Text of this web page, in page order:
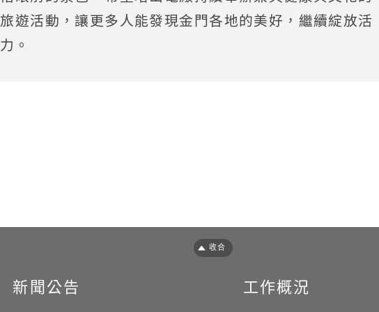
旅遊活動，讓更多人能發現金門各地的美好，繼續綻放活
力。
closeFooter
新聞公告 工作概況